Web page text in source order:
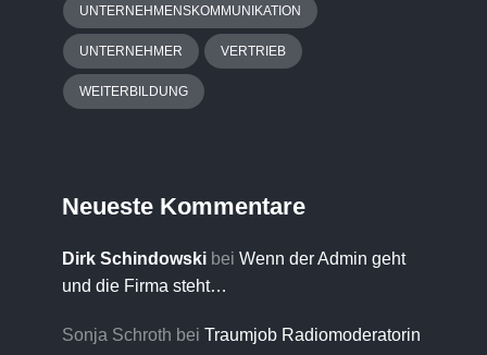
UNTERNEHMENSKOMMUNIKATION
UNTERNEHMER VERTRIEB
WEITERBILDUNG
Neueste Kommentare
Dirk Schindowski bei Wenn der Admin geht
und die Firma steht…
Sonja Schroth bei Traumjob Radiomoderatorin